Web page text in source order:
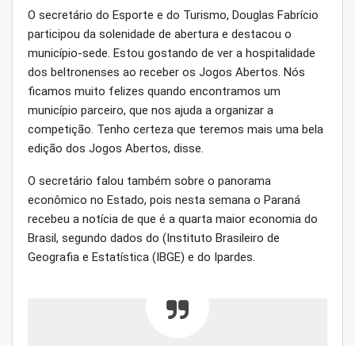
O secretário do Esporte e do Turismo, Douglas Fabrício
participou da solenidade de abertura e destacou o
município-sede. Estou gostando de ver a hospitalidade
dos beltronenses ao receber os Jogos Abertos. Nós
ficamos muito felizes quando encontramos um
município parceiro, que nos ajuda a organizar a
competição. Tenho certeza que teremos mais uma bela
edição dos Jogos Abertos, disse.
O secretário falou também sobre o panorama
econômico no Estado, pois nesta semana o Paraná
recebeu a notícia de que é a quarta maior economia do
Brasil, segundo dados do (Instituto Brasileiro de
Geografia e Estatística (IBGE) e do Ipardes.